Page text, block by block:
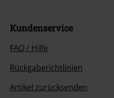
Kundenservice
FAQ / Hilfe
Rückgaberichtlinien
Artikel zurücksenden